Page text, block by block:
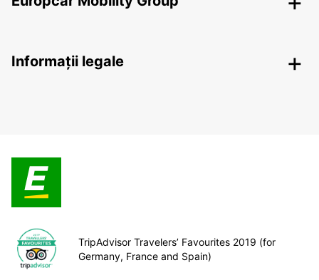
Informații legale
TripAdvisor Travelers’ Favourites 2019 (for
Germany, France and Spain)